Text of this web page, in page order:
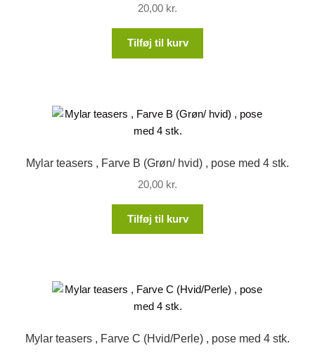
20,00 kr.
Tilføj til kurv
Mylar teasers , Farve B (Grøn/ hvid) , pose med 4 stk.
20,00 kr.
Tilføj til kurv
Mylar teasers , Farve C (Hvid/Perle) , pose med 4 stk.